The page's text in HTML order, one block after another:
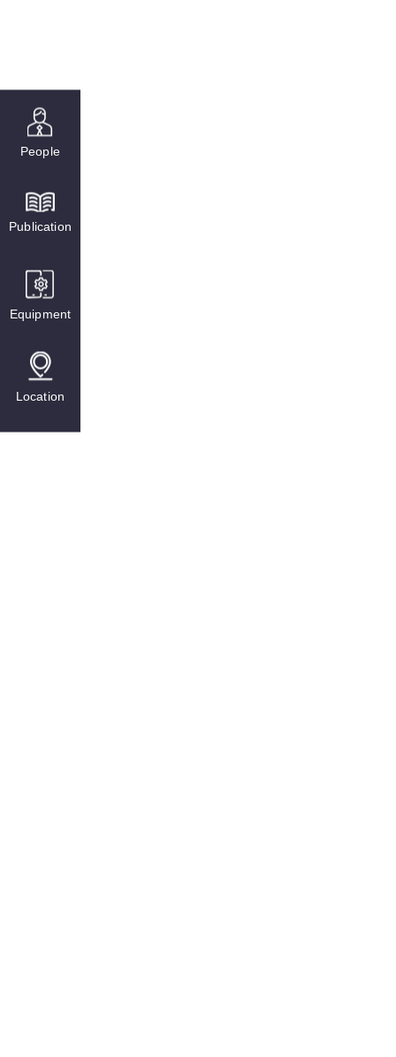
People
Publication
Equipment
Location